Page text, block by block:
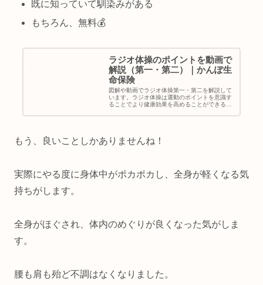
既に知っていて馴染みがある
もちろん、無料💰
ラジオ体操のポイントを動画で
解説（第一・第二）｜かんぽ生
命保険
図解や動画でラジオ体操第一・第二を解説して
います。ラジオ体操は運動のポイントを意識す
ることでより健康効果を高めることができるの
もう、良いことしかありませんね！
実際にやる度に身体中がポカポカし、全身が軽くなる気
持ちがします。
全身がほぐされ、体内のめぐりが良くなった気がしま
す。
腰も肩も殆ど不調はなくなりました。